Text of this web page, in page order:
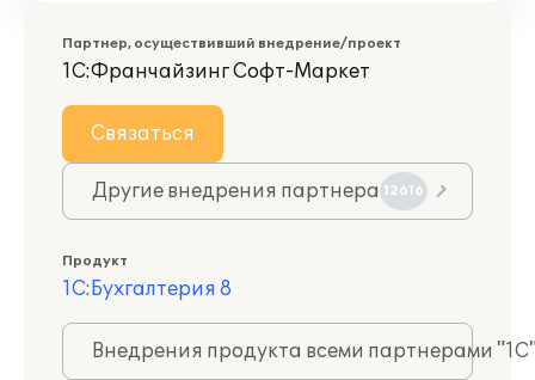
Партнер, осуществивший внедрение/проект
1С:Франчайзинг Софт-Маркет
Связаться
Другие внедрения партнера 12616
Продукт
1С:Бухгалтерия 8
Внедрения продукта всеми партнерами